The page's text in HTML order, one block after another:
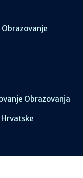
Obrazovanje
Obrazovanja
Hrvatske